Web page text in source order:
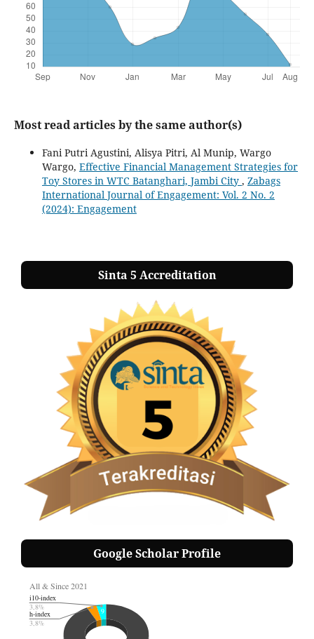
Most read articles by the same author(s)
Fani Putri Agustini, Alisya Pitri, Al Munip, Wargo
Wargo, Effective Financial Management Strategies for
Toy Stores in WTC Batanghari, Jambi City , Zabags
International Journal of Engagement: Vol. 2 No. 2
(2024): Engagement
Sinta 5 Accreditation
Google Scholar Profile